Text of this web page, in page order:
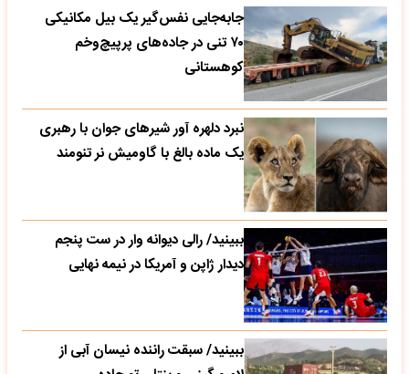
جابه‌جایی نفس‌گیر یک بیل مکانیکی
۷۰ تنی در جاده‌های پرپیچ‌وخم
کوهستانی
نبرد دلهره آور شیرهای جوان با رهبری
یک ماده بالغ با گاومیش نر تنومند
ببینید/ رالی دیوانه وار در ست پنجم
دیدار ژاپن و آمریکا در نیمه نهایی
ببینید/ سبقت راننده نیسان آبی از